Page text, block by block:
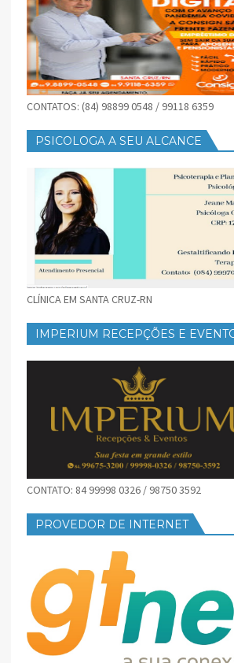
CONTATOS: (84) 98899 0548 / 99118 6359
PSICOLOGA A SEU ALCANCE
CLÍNICA EM SANTA CRUZ-RN
IMPERIUM RECEPÇÕES E
CONTATO: 84 99998 0326 / 98750 3592
PROVEDOR DE INTERNET